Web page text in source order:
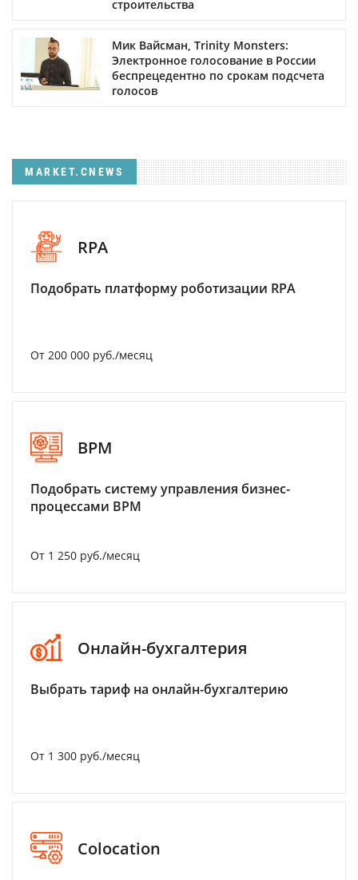
строительства
Мик Вайсман, Trinity Monsters:
Электронное голосование в России
беспрецедентно по срокам подсчета
голосов
MARKET.CNEWS
RPA
Подобрать платформу роботизации RPA
От 200 000 руб./месяц
BPM
Подобрать систему управления бизнес-
процессами BPM
От 1 250 руб./месяц
Онлайн-бухгалтерия
Выбрать тариф на онлайн-бухгалтерию
От 1 300 руб./месяц
Colocation